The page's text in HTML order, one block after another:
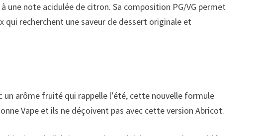
une note acidulée de citron. Sa composition PG/VG permet
recherchent une saveur de dessert originale et
un arôme fruité qui rappelle l’été, cette nouvelle formule
Vape et ils ne déçoivent pas avec cette version Abricot.